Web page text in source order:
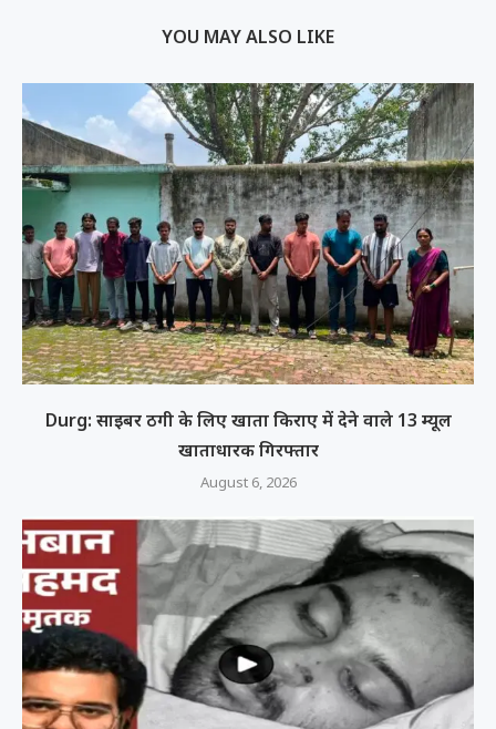
YOU MAY ALSO LIKE
Durg: साइबर ठगी के लिए खाता किराए में देने वाले 13 म्यूल
खाताधारक गिरफ्तार
August 6, 2026